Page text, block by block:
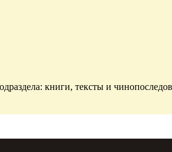
книги, тексты и